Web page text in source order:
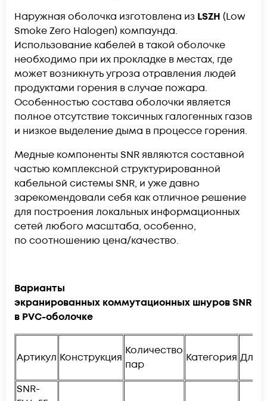
Наружная оболочка изготовлена из LSZH (Low
Smoke Zero Halogen) компаунда.
Использование кабелей в такой оболочке
необходимо при их прокладке в местах, где
может возникнуть угроза отравления людей
продуктами горения в случае пожара.
Особенностью состава оболочки является
полное отсутствие токсичных галогенных газов
и низкое выделение дыма в процессе горения.
Медные компоненты SNR являются составной
частью комплексной структурированной
кабельной системы SNR, и уже давно
зарекомендовали себя как отличное решение
для построения локальных информационных
сетей любого масштаба, особенно,
по соотношению цена/качество.
Варианты
экранированных коммутационных шнуров SNR
в PVC-оболочке
Артикул Конструкция
Количество
пар
Категория
SNR-